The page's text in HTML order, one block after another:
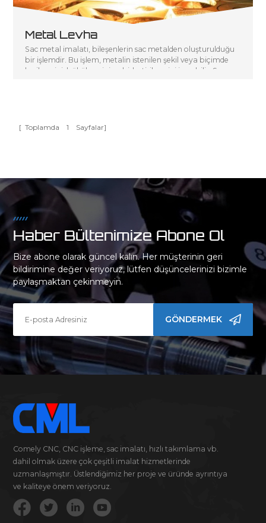
Metal Levha
Sac metal imalatı, bileşenlerin sac metalden oluşturulduğu
bir işlemdir. Bu işlem, metalin istenilen şekil veya biçimde
kesilmesini, bükülmesini ve birleştirilmesini içerebilir. Sac
[ Toplamda
1 Sayfalar]
Haber Bültenimize Abone Ol
Bize abone olarak güncel kalın. Her müşterinin geri
bildirimine değer veriyoruz, lütfen düşüncelerinizi bizimle
paylaşmaktan çekinmeyin.
GÖNDERMEK
Comely CNC, CNC işleme, sac imalatı, hızlı takımlama vb.
dahil olmak üzere çok çeşitli imalat hizmetlerinde
uzmanlaşmıştır. Üstlendiğimiz her proje ve üründe ayrıntıya
ve kaliteye önem veriyoruz.